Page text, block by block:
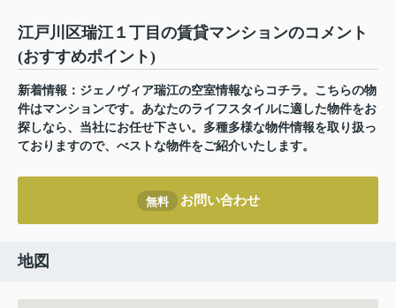
江戸川区瑞江１丁目の賃貸マンションのコメント
(おすすめポイント)
新着情報：ジェノヴィア瑞江の空室情報ならコチラ。こちらの物
件はマンションです。あなたのライフスタイルに適した物件をお
探しなら、当社にお任せ下さい。多種多様な物件情報を取り扱っ
ておりますので、べストな物件をご紹介いたします。
無料 お問い合わせ
地図